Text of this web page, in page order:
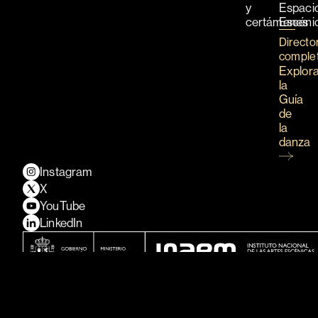
y
certámenes
la
Guía
de
la
danza
Instagram
X
YouTube
LinkedIn